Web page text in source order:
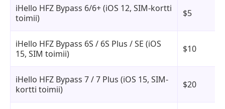
iHello HFZ Bypass 6/6+ (iOS 12, SIM-kortti
toimii)
$5
iHello HFZ Bypass 6S / 6S Plus / SE (iOS
15, SIM toimii)
$10
iHello HFZ Bypass 7 / 7 Plus (iOS 15, SIM-
kortti toimii)
$20